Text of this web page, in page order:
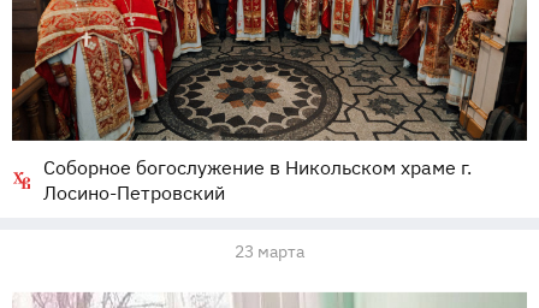
Соборное богослужение в Никольском храме г.
Лосино-Петровский
23 марта